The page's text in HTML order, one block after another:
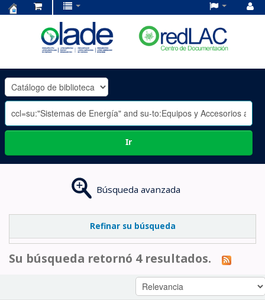
OLADE
-
Ir
Búsqueda avanzada
Refinar su búsqueda
Su búsqueda retornó 4 resultados.